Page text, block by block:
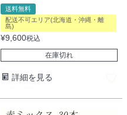
送料無料
配送不可エリア(北海道・沖縄・離
島)
¥9,600税込
在庫切れ
詳細を見る